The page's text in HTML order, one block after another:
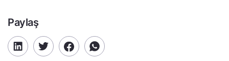
Paylaş